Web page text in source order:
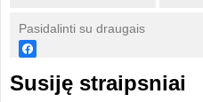
Pasidalinti su draugais
Susiję straipsniai